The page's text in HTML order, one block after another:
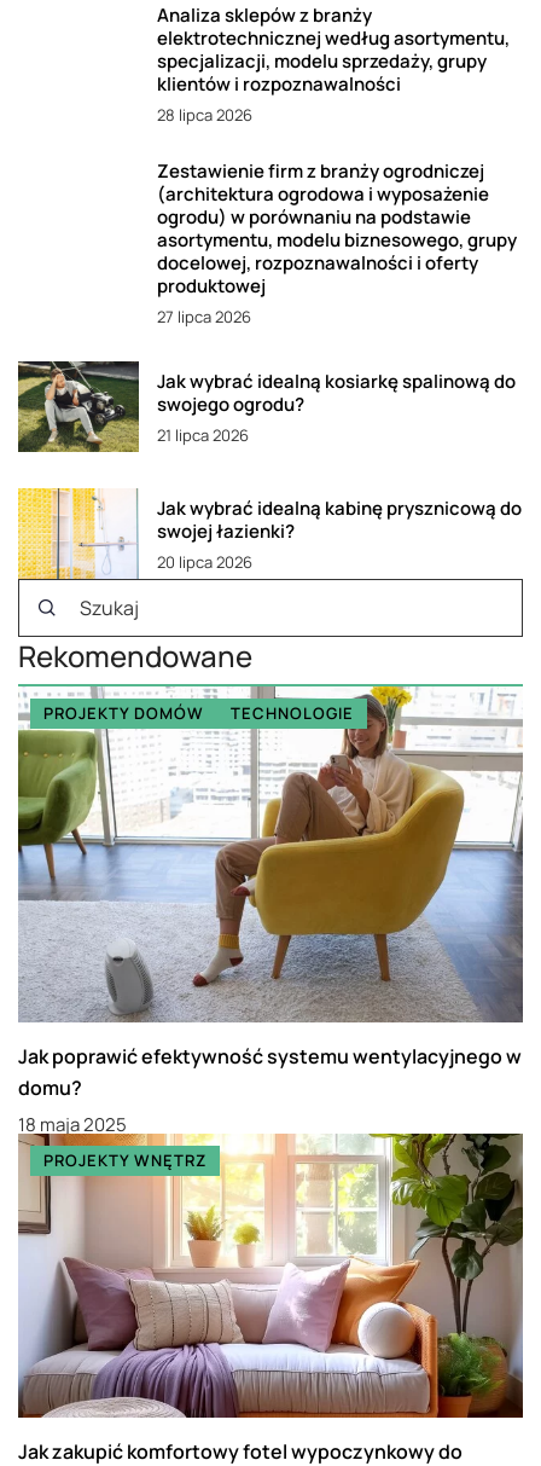
Analiza sklepów z branży
elektrotechnicznej według asortymentu,
specjalizacji, modelu sprzedaży, grupy
klientów i rozpoznawalności
28 lipca 2026
Zestawienie firm z branży ogrodniczej
(architektura ogrodowa i wyposażenie
ogrodu) w porównaniu na podstawie
asortymentu, modelu biznesowego, grupy
docelowej, rozpoznawalności i oferty
produktowej
27 lipca 2026
Jak wybrać idealną kosiarkę spalinową do
swojego ogrodu?
21 lipca 2026
Jak wybrać idealną kabinę prysznicową do
swojej łazienki?
20 lipca 2026
Rekomendowane
PROJEKTY DOMÓW TECHNOLOGIE
Jak poprawić efektywność systemu wentylacyjnego w
domu?
18 maja 2025
PROJEKTY WNĘTRZ
Jak zakupić komfortowy fotel wypoczynkowy do